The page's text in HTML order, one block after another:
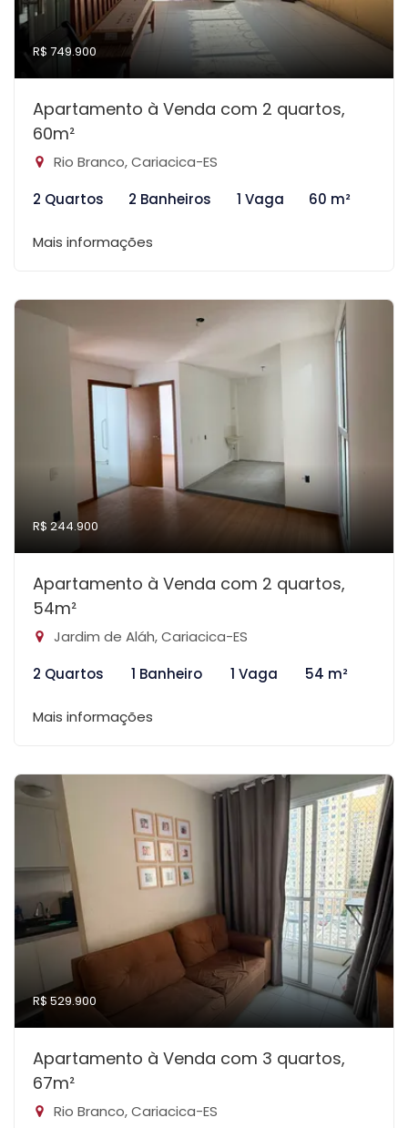
R$ 749.900
Apartamento à Venda com 2 quartos,
60m²
Rio Branco, Cariacica-ES
2 Quartos
2 Banheiros 1 Vaga 60 m²
Mais informações
R$ 244.900
Apartamento à Venda com 2 quartos,
54m²
Jardim de Aláh, Cariacica-ES
2 Quartos
1 Banheiro 1 Vaga 54 m²
Mais informações
R$ 529.900
Apartamento à Venda com 3 quartos,
67m²
Rio Branco, Cariacica-ES